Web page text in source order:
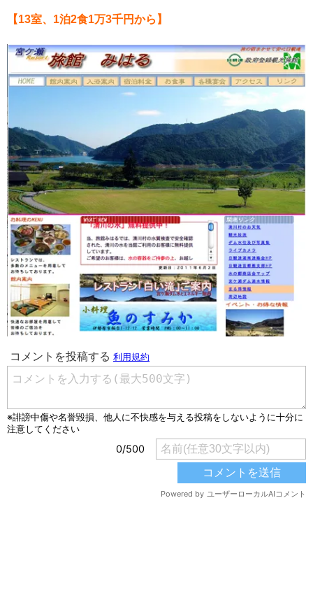
【13室、1泊2食1万3千円から】